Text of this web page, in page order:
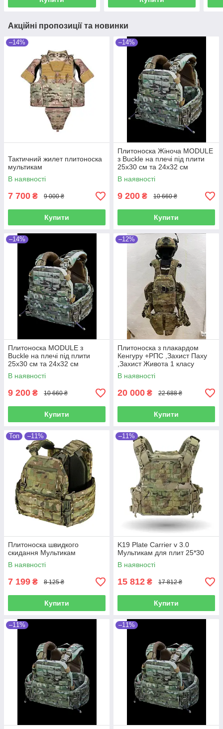
Акційні пропозиції та новинки
–14%
Тактичний жилет плитоноска
мультикам
В наявності
7 700 ₴ 9 000 ₴
Купити
–14%
Плитоноска Жіноча MODULE
з Buckle на плечі під плити
25х30 см та 24х32 см
Multicam Original IRR
В наявності
9 200 ₴ 10 660 ₴
Купити
–14%
Плитоноска MODULE з
Buckle на плечі під плити
25х30 см та 24х32 см
Multicam Original IRR
В наявності
9 200 ₴ 10 660 ₴
Купити
–12%
Плитоноска з плакардом
Кенгуру +РПС ,Захист Паху
,Захист Живота 1 класу
захисту
В наявності
20 000 ₴ 22 688 ₴
Купити
Топ –11%
Плитоноска швидкого
скидання Мультикам
В наявності
7 199 ₴ 8 125 ₴
Купити
–11%
K19 Plate Carrier v 3.0
Мультикам для плит 25*30
В наявності
15 812 ₴ 17 812 ₴
Купити
–11% –11%